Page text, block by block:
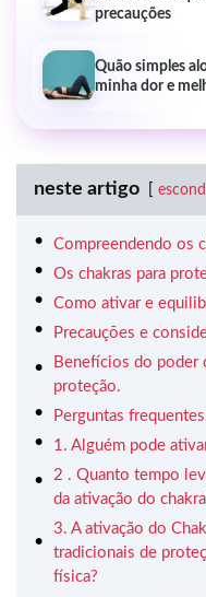
precauções
Quão simples
minha dor e
neste artigo
Compreendendo os
Os chakras para
Como ativar e
Precauções e
Benefícios do poder
proteção.
Perguntas
1. Alguém pode
2 . Quanto tempo
da ativação do
3. A ativação do
tradicionais de
física?